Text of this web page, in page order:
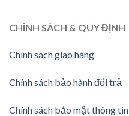
CHÍNH SÁCH & QUY ĐỊNH
Chính sách giao hàng
Chính sách bảo hành đổi trả
Chính sách bảo mật thông tin